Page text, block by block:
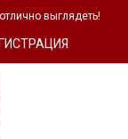
выглядеть!